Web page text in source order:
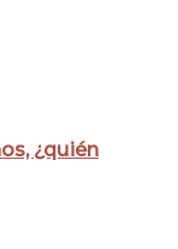
¿quién